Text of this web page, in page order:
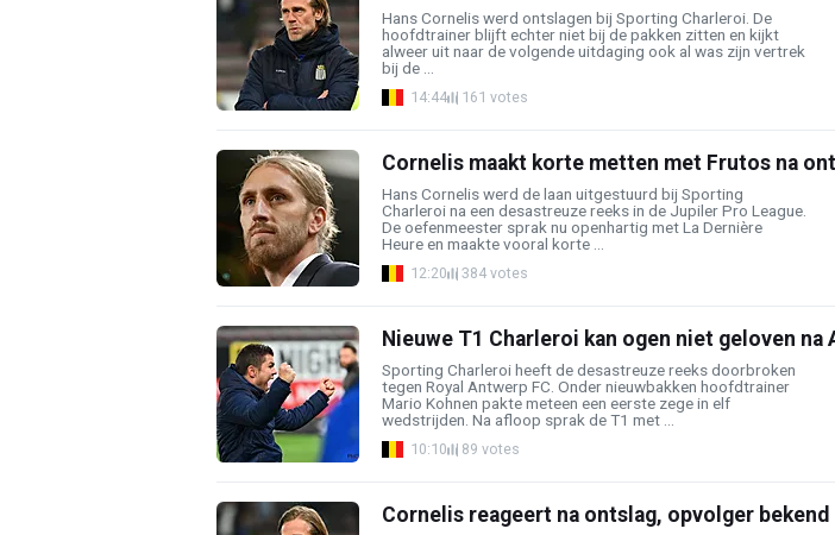
Hans Cornelis werd ontslagen bij Sporting Charleroi. De
hoofdtrainer blijft echter niet bij de pakken zitten en kijkt
alweer uit naar de volgende uitdaging ook al was zijn vertrek
bij de ...
14:44 161 votes
Cornelis maakt korte metten met Frutos na
Hans Cornelis werd de laan uitgestuurd bij Sporting
Charleroi na een desastreuze reeks in de Jupiler Pro League.
De oefenmeester sprak nu openhartig met La Dernière
Heure en maakte vooral korte ...
12:20 384 votes
Nieuwe T1 Charleroi kan ogen niet geloven na
Sporting Charleroi heeft de desastreuze reeks doorbroken
tegen Royal Antwerp FC. Onder nieuwbakken hoofdtrainer
Mario Kohnen pakte meteen een eerste zege in elf
wedstrijden. Na afloop sprak de T1 met ...
10:10 89 votes
Cornelis reageert na ontslag, opvolger bekend